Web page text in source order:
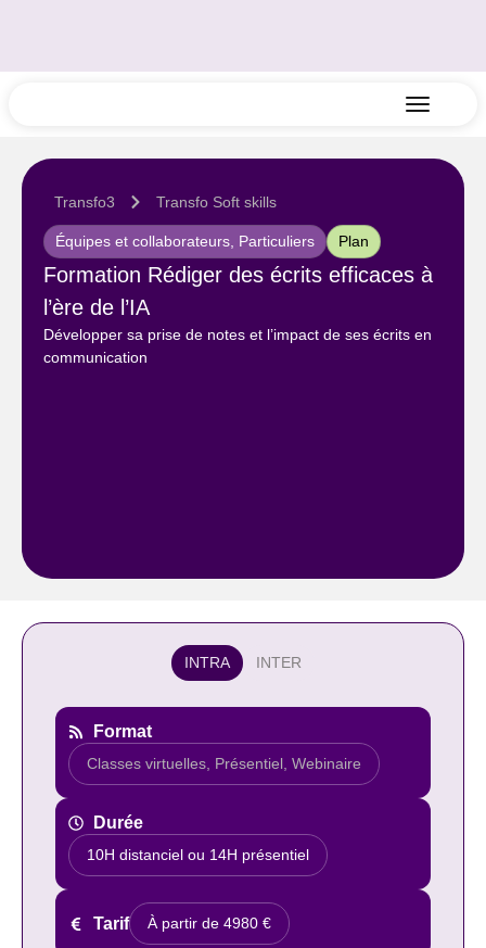
Transfo3 Transfo Soft skills
Équipes et collaborateurs Particuliers Plan
Formation Rédiger des écrits efficaces à
l’ère de l’IA
Développer sa prise de notes et l’impact de ses écrits en
communication
INTRA INTER
Format
Classes virtuelles Présentiel Webinaire
Durée
10H distanciel ou 14H présentiel
Tarif À partir de 4980 €